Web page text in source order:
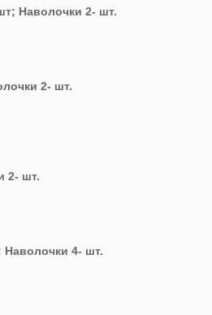
Наволочки 2- шт.
2- шт.
2- шт.
4- шт.